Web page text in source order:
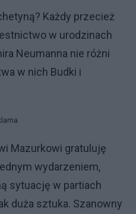
Każdy przecież
w urodzinach
Neumanna nie różni
w nich Budki i
Mazurkowi gratuluję
wydarzeniem,
sytuację w partiach
duża sztuka. Szanowny